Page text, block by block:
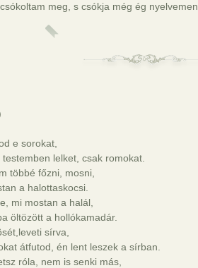
meg, s csókja még ég nyelvemen.
e sorokat,
lelket, csak romokat.
többé főzni, mosni,
a halottaskocsi.
mi mostan a halál,
öltözött a hollókamadár.
sírva,
átfutod, én lent leszek a sírban.
róla, nem is senki más,